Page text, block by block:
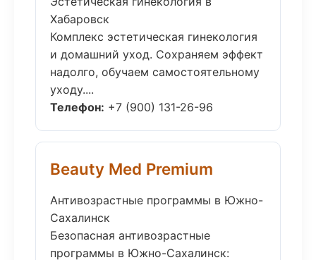
Хабаровск
Комплекс эстетическая гинекология
и домашний уход. Сохраняем эффект
надолго, обучаем самостоятельному
уходу....
Телефон: +7 (900) 131-26-96
Beauty Med Premium
Антивозрастные программы в Южно-
Сахалинск
Безопасная антивозрастные
программы в Южно-Сахалинск: